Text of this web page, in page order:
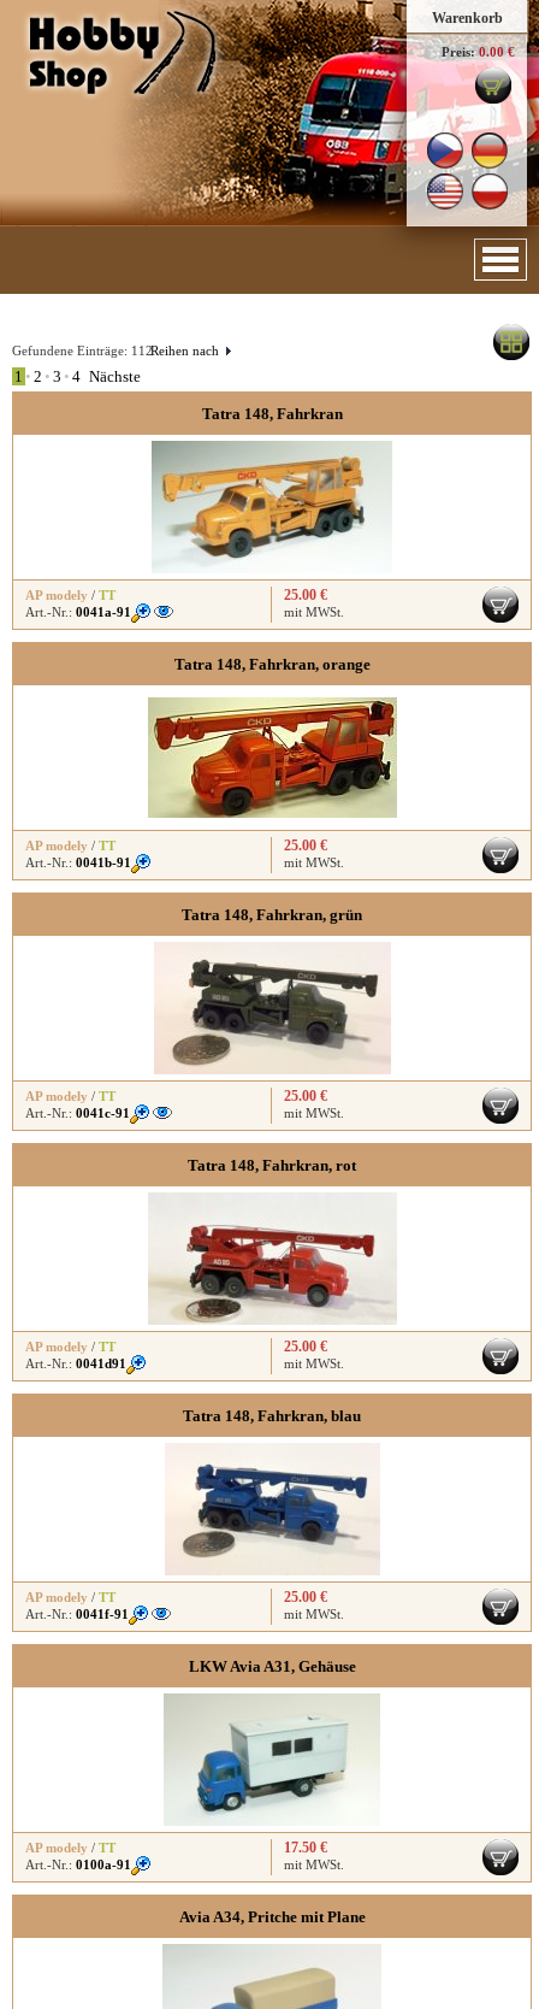
Warenkorb
Preis: 0.00 €
Reihen nach
Gefundene Einträge: 112
1 • 2 • 3 • 4 Nächste
Tatra 148, Fahrkran
AP modely / TT
Art.-Nr.: 0041a-91
25.00 €
mit MWSt.
Tatra 148, Fahrkran, orange
AP modely / TT
Art.-Nr.: 0041b-91
25.00 €
mit MWSt.
Tatra 148, Fahrkran, grün
AP modely / TT
Art.-Nr.: 0041c-91
25.00 €
mit MWSt.
Tatra 148, Fahrkran, rot
AP modely / TT
Art.-Nr.: 0041d91
25.00 €
mit MWSt.
Tatra 148, Fahrkran, blau
AP modely / TT
Art.-Nr.: 0041f-91
25.00 €
mit MWSt.
LKW Avia A31, Gehäuse
AP modely / TT
Art.-Nr.: 0100a-91
17.50 €
mit MWSt.
Avia A34, Pritche mit Plane